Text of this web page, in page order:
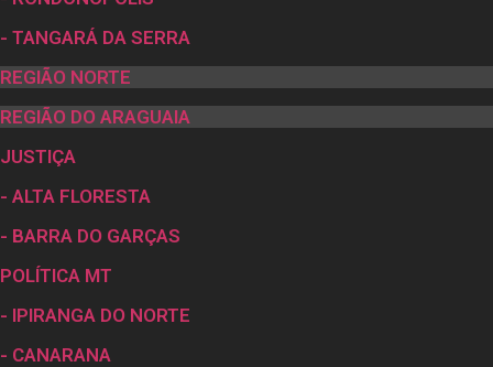
- TANGARÁ DA SERRA
REGIÃO NORTE
REGIÃO DO ARAGUAIA
JUSTIÇA
- ALTA FLORESTA
- BARRA DO GARÇAS
POLÍTICA MT
- IPIRANGA DO NORTE
- CANARANA